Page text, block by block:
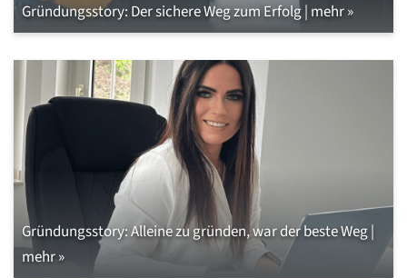
Gründungsstory: Der sichere Weg zum Erfolg | mehr »
Gründungsstory: Alleine zu gründen, war der beste Weg |
mehr »